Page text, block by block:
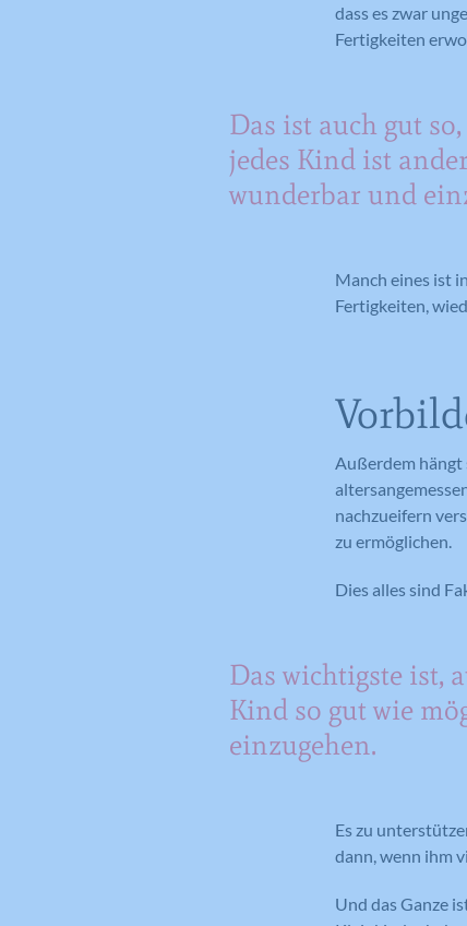
dass es zwar
Fertigkeiten
Das ist auch gut
jedes Kind ist
wunderbar und
Manch eines ist
Fertigkeiten,
Außerdem hängt
nachzueifern
zu ermöglichen.
Dies alles sind
Das wichtigste ist,
Kind so gut wie
einzugehen.
Es zu
dann, wenn ihm
Und das Ganze